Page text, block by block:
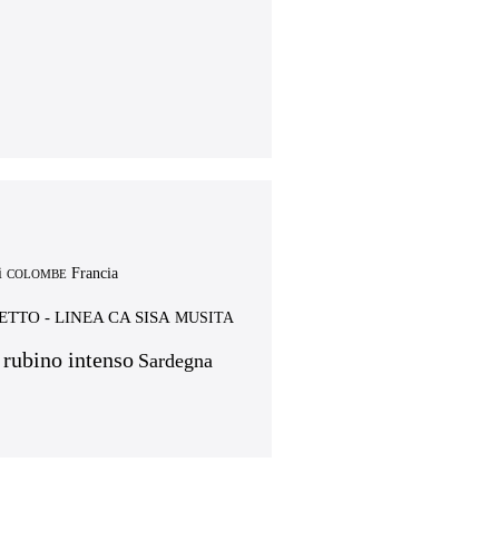
COLOMBE Francia
- LINEA CA SISA MUSITA
rubino intenso Sardegna